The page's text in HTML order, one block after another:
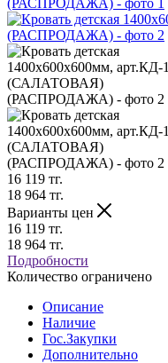
16 119 тг.
18 964 тг.
Варианты цен
16 119 тг.
18 964 тг.
Подробности
Количество ограничено
Описание
Наличие
Гос.Закупки
Дополнительно